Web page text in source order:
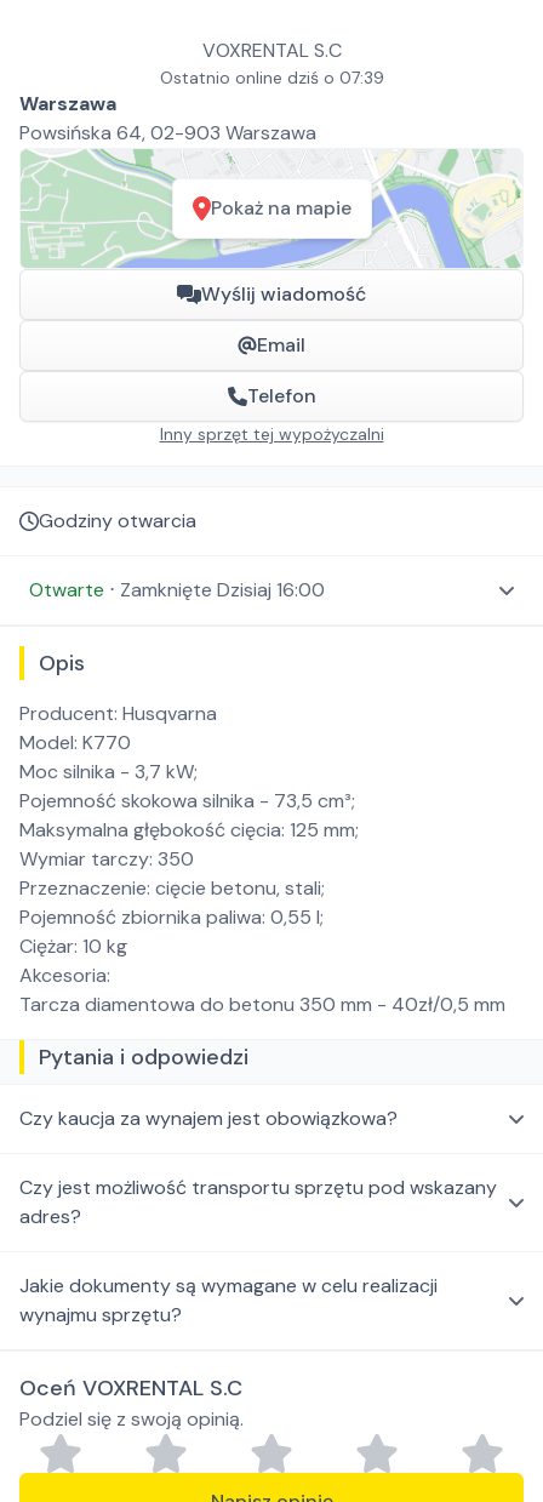
VOXRENTAL S.C
Ostatnio online dziś o 07:39
Warszawa
Powsińska 64, 02-903 Warszawa
Pokaż na mapie
Wyślij wiadomość
Email
Telefon
Inny sprzęt tej wypożyczalni
Godziny otwarcia
Otwarte ⋅ Zamknięte Dzisiaj 16:00
Opis
Producent: Husqvarna
Model: K770
Moc silnika - 3,7 kW;
Pojemność skokowa silnika - 73,5 cm³;
Maksymalna głębokość cięcia: 125 mm;
Wymiar tarczy: 350
Przeznaczenie: cięcie betonu, stali;
Pojemność zbiornika paliwa: 0,55 l;
Ciężar: 10 kg
Akcesoria:
Tarcza diamentowa do betonu 350 mm - 40zł/0,5 mm
Pytania i odpowiedzi
Czy kaucja za wynajem jest obowiązkowa?
Czy jest możliwość transportu sprzętu pod wskazany
adres?
Jakie dokumenty są wymagane w celu realizacji
wynajmu sprzętu?
Oceń VOXRENTAL S.C
Podziel się z swoją opinią.